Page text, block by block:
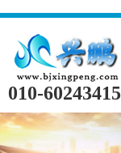
010-60243415